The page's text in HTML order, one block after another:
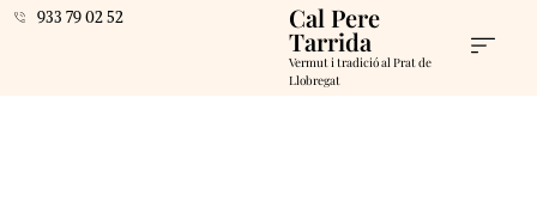
933 79 02 52 Cal Pere
Tarrida
Vermut i tradició al Prat de
Llobregat